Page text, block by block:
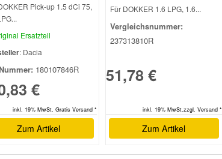
Pick-up 1.5 dCi 75,
Ersatzteil
: Dacia
180107846R
€
inkl. 19% MwSt. Gratis Versand *
Zum Artikel
Für DOKKER 1.6 LPG, 1.6...
Vergleichsnummer:
237313810R
51,78 €
inkl. 19% MwSt.zzgl. Versand *
Zum Artikel